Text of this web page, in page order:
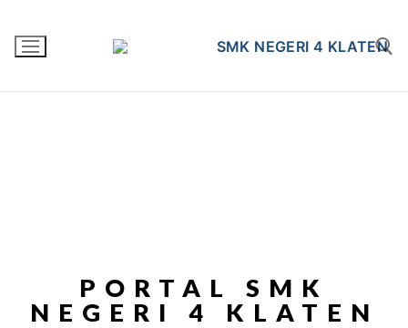
PORTAL SMK
NEGERI 4 KLATEN